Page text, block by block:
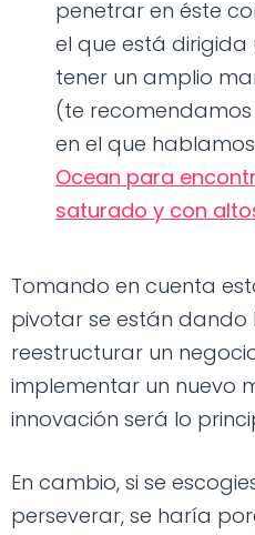
penetrar en éste
el que está
tener un amplio
(te
en el que
Ocean para
saturado y con
Tomando en cuenta
pivotar se están
reestructurar un
implementar un nuevo
innovación será lo
En cambio, si se
perseverar, se haría